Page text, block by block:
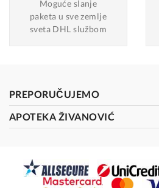
Moguće slanje
paketa u sve zemlje
sveta DHL službom
PREPORUČUJEMO
APOTEKA ŽIVANOVIĆ